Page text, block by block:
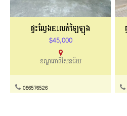
ផ្ទះល្វែងE1លក់ឡៃឡុង
$45,000
ខណ្ឌពោធិ៍សែនជ័យ
086576526